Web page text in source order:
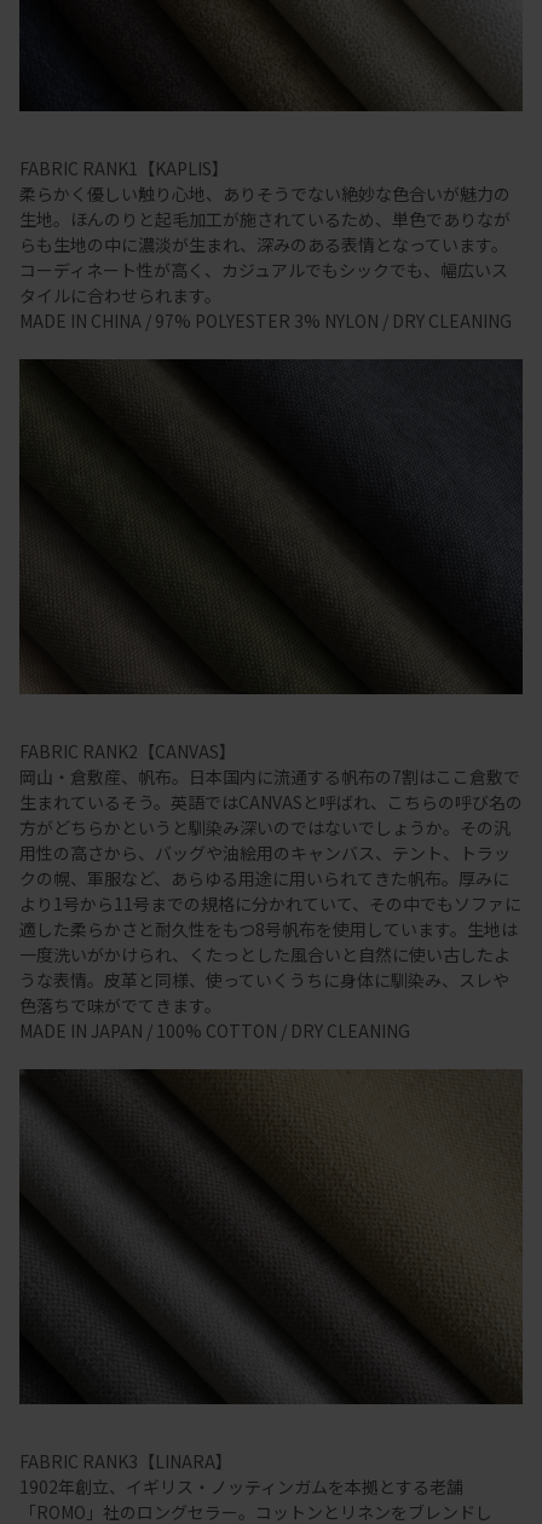
FABRIC RANK1【KAPLIS】
柔らかく優しい触り心地、ありそうでない絶妙な色合いが魅力の
生地。ほんのりと起毛加工が施されているため、単色でありなが
らも生地の中に濃淡が生まれ、深みのある表情となっています。
コーディネート性が高く、カジュアルでもシックでも、幅広いス
タイルに合わせられます。
MADE IN CHINA / 97% POLYESTER 3% NYLON / DRY CLEANING
FABRIC RANK2【CANVAS】
岡山・倉敷産、帆布。日本国内に流通する帆布の7割はここ倉敷で
生まれているそう。英語ではCANVASと呼ばれ、こちらの呼び名の
方がどちらかというと馴染み深いのではないでしょうか。その汎
用性の高さから、バッグや油絵用のキャンバス、テント、トラッ
クの幌、軍服など、あらゆる用途に用いられてきた帆布。厚みに
より1号から11号までの規格に分かれていて、その中でもソファに
適した柔らかさと耐久性をもつ8号帆布を使用しています。生地は
一度洗いがかけられ、くたっとした風合いと自然に使い古したよ
うな表情。皮革と同様、使っていくうちに身体に馴染み、スレや
色落ちで味がでてきます。
MADE IN JAPAN / 100% COTTON / DRY CLEANING
FABRIC RANK3【LINARA】
1902年創立、イギリス・ノッティンガムを本拠とする老舗
「ROMO」社のロングセラー。コットンとリネンをブレンドし